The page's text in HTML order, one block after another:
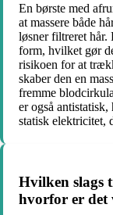
En børste med
at massere både
løsner filtreret hår.
form, hvilket gør
risikoen for at
skaber den en
fremme
er også
statisk elektricitet,
Hvilken slags
hvorfor er det